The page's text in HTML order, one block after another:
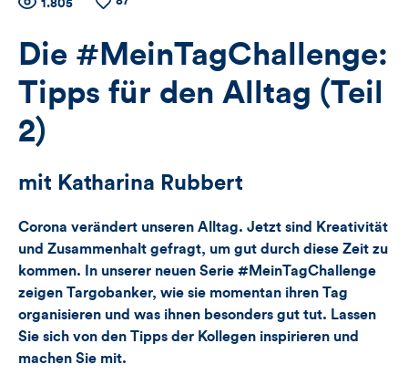
Zähler
für
Views,
Likes
und
dieses
Artikels
Anzahl
Views
1.805
Anzahl
Likes
Die #MeinTagChallenge:
Tipps für den Alltag (Teil
2)
mit Katharina Rubbert
Corona verändert unseren Alltag. Jetzt sind Kreativität
und Zusammenhalt gefragt, um gut durch diese Zeit zu
kommen. In unserer neuen Serie #MeinTagChallenge
zeigen Targobanker, wie sie momentan ihren Tag
organisieren und was ihnen besonders gut tut. Lassen
Sie sich von den Tipps der Kollegen inspirieren und
machen Sie mit.